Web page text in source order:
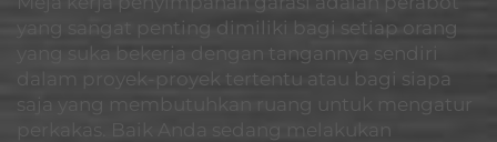
yang sangat penting dimiliki bagi setiap orang
yang suka bekerja dengan tangannya sendiri
dalam proyek-proyek tertentu atau bagi siapa
saja yang membutuhkan ruang untuk mengatur
perkakas. Baik Anda sedang melakukan